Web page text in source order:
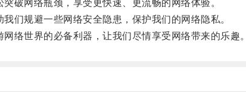
网络瓶颈，享受更快速、更流畅的网络体验。
规避一些网络安全隐患，保护我们的网络隐私。
世界的必备利器，让我们尽情享受网络带来的乐趣。